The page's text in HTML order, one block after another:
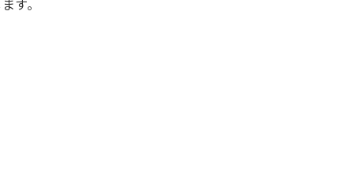
す。